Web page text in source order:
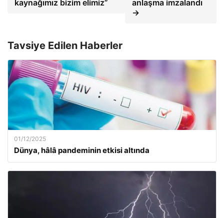
kaynağımız bizim elimiz”
anlaşma imzalandı
→
Tavsiye Edilen Haberler
01/12/2025
Dünya, hâlâ pandeminin etkisi altında